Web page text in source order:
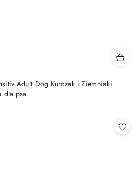
Adult Dog Kurczak i Ziemniaki
dla psa